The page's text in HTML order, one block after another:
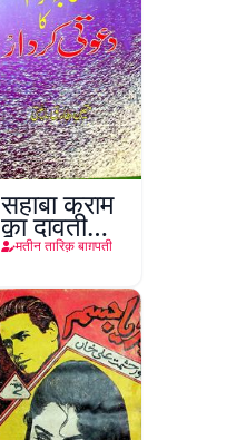
सहाबा कराम
का दावती
किरदार
मतीन तारिक़ बाग़पती